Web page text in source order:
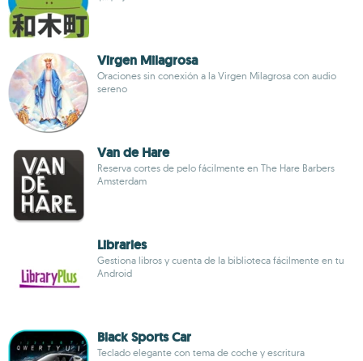
Virgen Milagrosa
Oraciones sin conexión a la Virgen Milagrosa con audio
sereno
Van de Hare
Reserva cortes de pelo fácilmente en The Hare Barbers
Amsterdam
Libraries
Gestiona libros y cuenta de la biblioteca fácilmente en tu
Android
Black Sports Car
Teclado elegante con tema de coche y escritura